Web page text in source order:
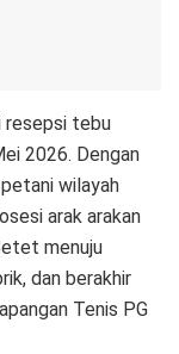
resepsi tebu
2026. Dengan
wilayah
arak arakan
menuju
dan berakhir
Tenis PG